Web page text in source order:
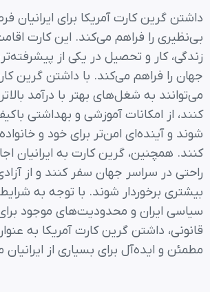
داشتن گرین کارت آمریکا برای ایرانیان
بی‌نظیری را فراهم می‌کند. این کارت
زندگی، کار و تحصیل در یکی از
جهان را فراهم می‌کند. با داشتن گرین
می‌توانند به شغل‌های بهتر با درآمد
کنند، از امکانات آموزشی و بهداشتی
شوند و آینده‌ای امن‌تر برای خود و
کنند. همچنین، گرین کارت به ایرانیان
راحتی در سراسر جهان سفر کنند و از
بیشتری برخوردار شوند. با توجه به
سیاسی ایران و محدودیت‌های موجود
قانونی، داشتن گرین کارت آمریکا به
مطمئن و ایده‌آل برای بسیاری از